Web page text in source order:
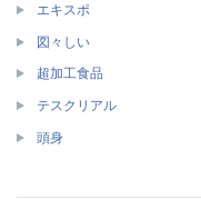
エキスポ
図々しい
超加工食品
テスクリアル
頭身